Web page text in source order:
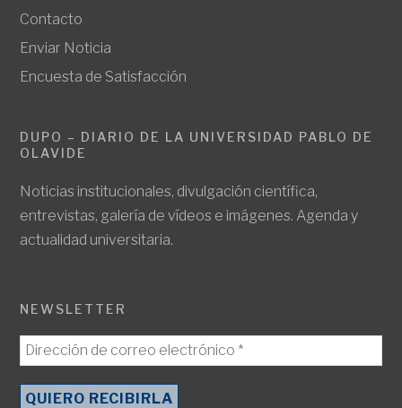
Contacto
Enviar Noticia
Encuesta de Satisfacción
DUPO – DIARIO DE LA UNIVERSIDAD PABLO DE
OLAVIDE
Noticias institucionales, divulgación científica,
entrevistas, galería de vídeos e imágenes. Agenda y
actualidad universitaria.
NEWSLETTER